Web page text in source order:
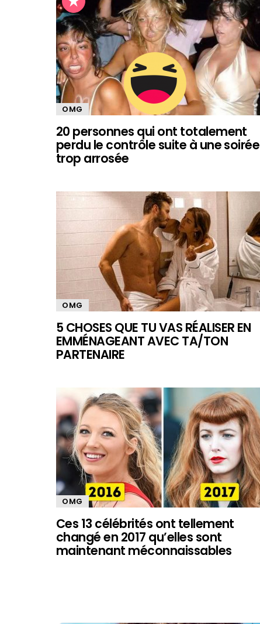
OMG
20 personnes qui ont totalement
perdu le contrôle suite à une soirée
trop arrosée
OMG
5 CHOSES QUE TU VAS RÉALISER EN
EMMÉNAGEANT AVEC TA/TON
PARTENAIRE
OMG
Ces 13 célébrités ont tellement
changé en 2017 qu’elles sont
maintenant méconnaissables